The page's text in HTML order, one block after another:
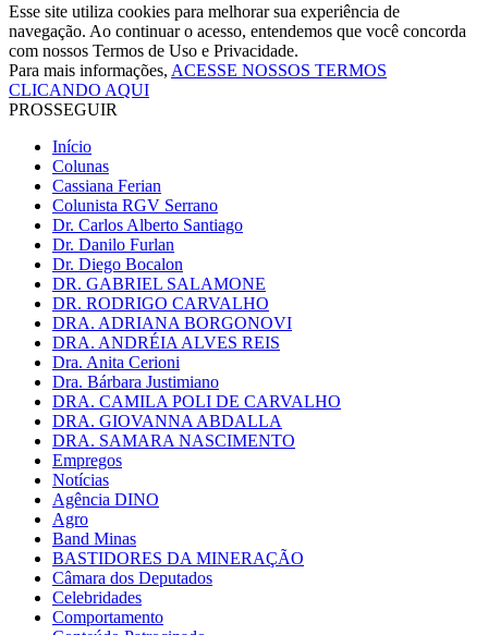
Esse site utiliza cookies para melhorar sua experiência de
navegação. Ao continuar o acesso, entendemos que você concorda
com nossos Termos de Uso e Privacidade.
Para mais informações, ACESSE NOSSOS TERMOS
CLICANDO AQUI
PROSSEGUIR
Início
Colunas
Cassiana Ferian
Colunista RGV Serrano
Dr. Carlos Alberto Santiago
Dr. Danilo Furlan
Dr. Diego Bocalon
DR. GABRIEL SALAMONE
DR. RODRIGO CARVALHO
DRA. ADRIANA BORGONOVI
DRA. ANDRÉIA ALVES REIS
Dra. Anita Cerioni
Dra. Bárbara Justimiano
DRA. CAMILA POLI DE CARVALHO
DRA. GIOVANNA ABDALLA
DRA. SAMARA NASCIMENTO
Empregos
Notícias
Agência DINO
Agro
Band Minas
BASTIDORES DA MINERAÇÃO
Câmara dos Deputados
Celebridades
Comportamento